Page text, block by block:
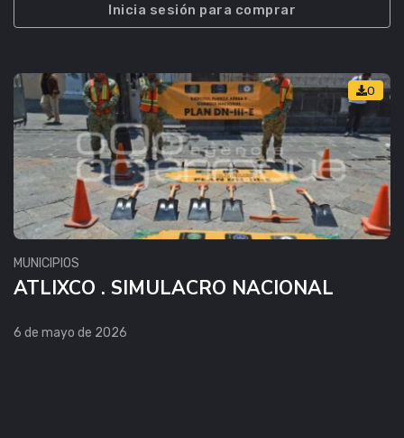
Inicia sesión para comprar
0
MUNICIPIOS
ATLIXCO . SIMULACRO NACIONAL
6 de mayo de 2026